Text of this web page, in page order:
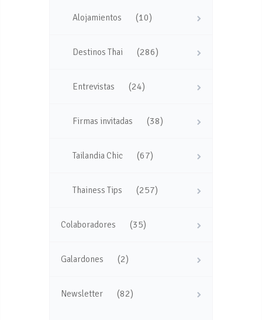
Alojamientos (10)
Destinos Thai (286)
Entrevistas (24)
Firmas invitadas (38)
Tailandia Chic (67)
Thainess Tips (257)
Colaboradores (35)
Galardones (2)
Newsletter (82)